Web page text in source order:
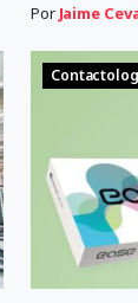
Por Jaime